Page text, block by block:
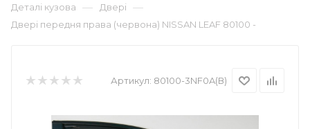
Деталі кузова — Двері —
Двері передня права (червона) NISSAN LEAF 80100 -
Артикул: 80100-3NF0A(В)